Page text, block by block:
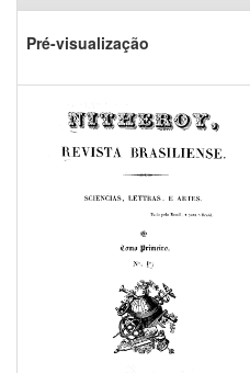
Pré-visualização